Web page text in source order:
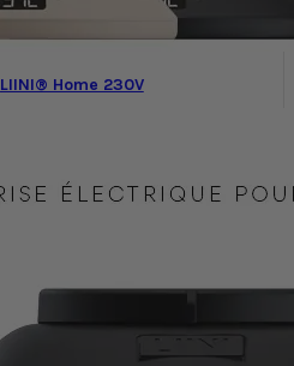
LIINI® Home 230V